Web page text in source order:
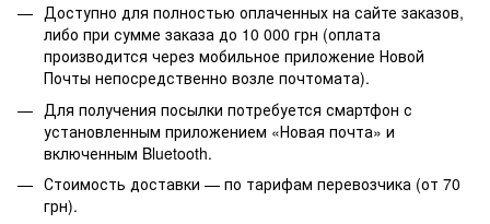
Доступно для полностью оплаченных на сайте заказов,
либо при сумме заказа до 10 000 грн (оплата
производится через мобильное приложение Новой
Почты непосредственно возле почтомата).
Для получения посылки потребуется смартфон с
установленным приложением «Новая почта» и
включенным Bluetooth.
Стоимость доставки — по тарифам перевозчика (от 70
грн).